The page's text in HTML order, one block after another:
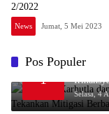
2/2022
News Jumat, 5 Mei 2023
Pos Populer
1
Selasa, 4